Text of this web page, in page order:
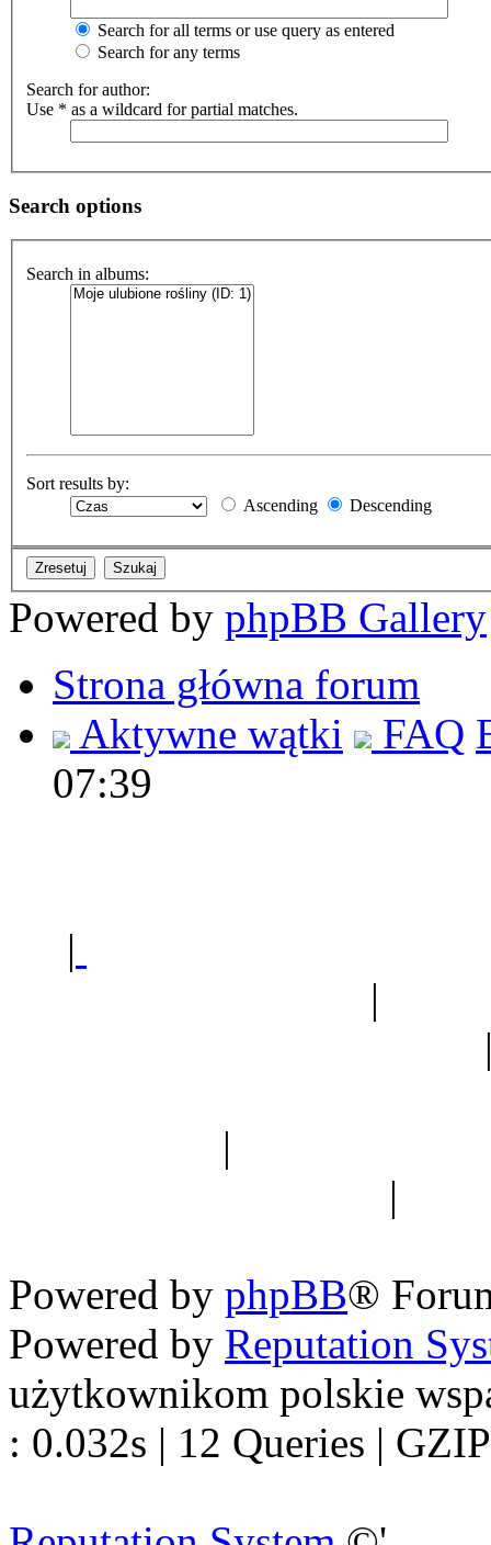
Search for all terms or use query as entered
Search for any terms
Search for author:
Use * as a wildcard for partial matches.
Search options
Search in albums:
Sort results by:
Ascending
Descending
Powered by phpBB Gallery
Strona główna forum
Aktywne wątki
FAQ
07:39
|
|
|
|
Powered by phpBB®
Powered by Reputation
użytkownikom polskie
: 0.032s | 12 Queries |